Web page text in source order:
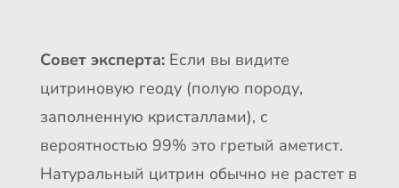
Совет эксперта:Если вы видите
цитриновую геоду (полую породу,
заполненную кристаллами), с
вероятностью 99% это гретый аметист.
Натуральный цитрин обычно не растет в